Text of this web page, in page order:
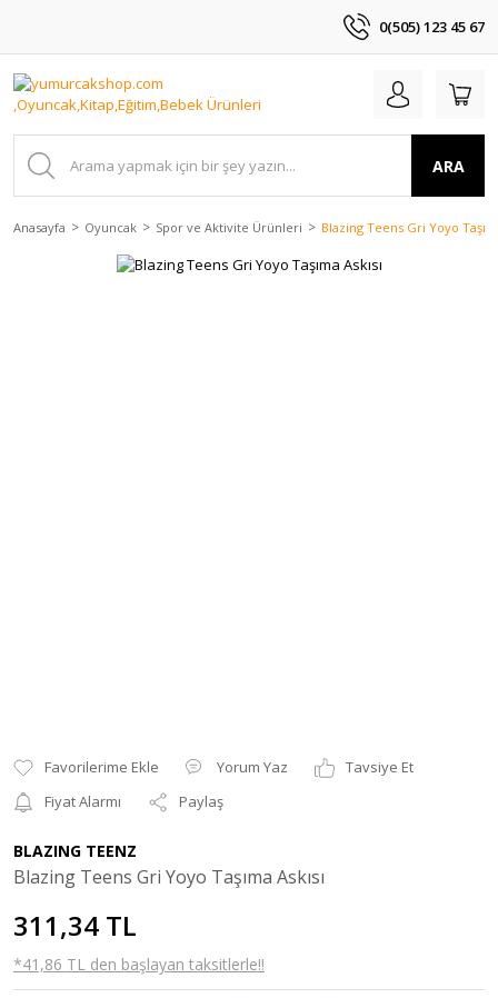
0(505) 123 45 67
ARA
Anasayfa Oyuncak Spor ve Aktivite Ürünleri Blazing Teens Gri Yoyo
Yorum Yaz
Tavsiye Et
Fiyat Alarmı
Paylaş
BLAZING TEENZ
Blazing Teens Gri Yoyo Taşıma Askısı
311,34 TL
*41,86 TL den başlayan taksitlerle!!